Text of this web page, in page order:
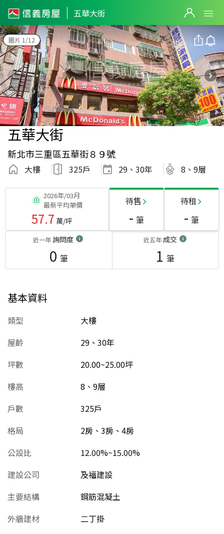
五華大街
圖片 1/12
五華大街
新北市三重區五華街８９號
大樓 325戶 29、30年 8、9層
2026年/03月
最新平均單價
57.7 萬/坪
待售
- 筆
待租
- 筆
近一年詢問度
0 筆
近五年成交
1 筆
基本資料
類型
大樓
屋齡
29、30年
坪數
20.00~25.00坪
樓高
8、9層
戶數
325戶
格局
2房、3房、4房
公設比
12.00%~15.00%
建設公司
及福建設
主要結構
鋼筋混凝土
外牆建材
二丁掛